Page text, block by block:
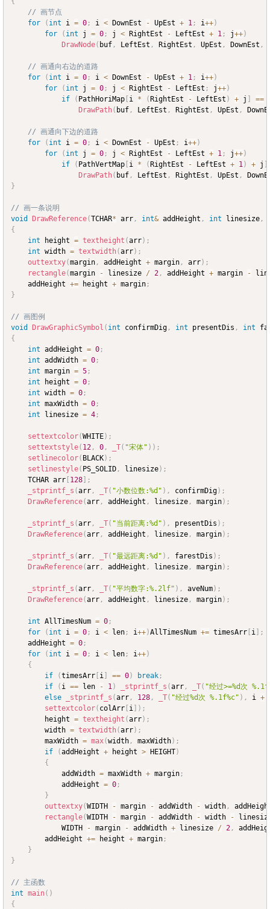
// 画节点
for
( int i = 0 ; i < DownEst - UpEst + 1 ; i++)
for
( int j = 0 ; j < RightEst - LeftEst + 1 ; j++)
DrawNode( buf , LeftEst , RightEst , UpEst , DownEst ,
// 画通向右边的道路
for
( int i = 0 ; i < DownEst - UpEst + 1 ; i++)
for
( int j = 0 ; j < RightEst - LeftEst ; j++)
if
( PathHoriMap [ i * (RightEst - LeftEst ) + j ] ==
DrawPath( buf , LeftEst , RightEst , UpEst ,
// 画通向下边的道路
for
( int i = 0 ; i < DownEst - UpEst ; i++)
for
( int j = 0 ; j < RightEst - LeftEst + 1 ; j++)
if
( PathVertMap [ i * (RightEst - LeftEst + 1 ) + j ]
DrawPath( buf , LeftEst , RightEst , UpEst ,
}
// 画一条说明
void
DrawReference(TCHAR* arr , int& addHeight , int linesize ,
{
int height = textheight (arr) ;
int width = textwidth(arr) ;
outtextxy(margin , addHeight + margin , arr) ;
rectangle(margin - linesize / 2 , addHeight + margin -
	addHeight
+= height + margin ;
}
// 画图例
void
DrawGraphicSymbol ( int confirmDig , int presentDis , int
{
int addHeight = 0 ;
int addWidth = 0 ;
int margin = 5 ;
int height = 0 ;
int width = 0 ;
int maxWidth = 0 ;
int linesize = 4 ;
settextcolor(WHITE) ;
settextstyle( 12 , 0 , _T( "宋体" ) ) ;
setlinecolor( BLACK) ;
setlinestyle( PS_SOLID , linesize) ;
	TCHAR arr
[ 128] ;
_stprintf_s (arr , _T( "小数位数:%d" ) , confirmDig) ;
DrawReference(arr , addHeight , linesize , margin) ;
_stprintf_s (arr , _T( "当前距离:%d" ) , presentDis ) ;
DrawReference(arr , addHeight , linesize , margin) ;
_stprintf_s (arr , _T( "最远距离:%d" ) , farestDis ) ;
DrawReference(arr , addHeight , linesize , margin) ;
_stprintf_s (arr , _T( "平均数字:%.2lf" ) , aveNum) ;
DrawReference(arr , addHeight , linesize , margin) ;
int AllTimesNum = 0 ;
for
( int i = 0 ; i < len ; i++)AllTimesNum += timesArr [ i ] ;
	addHeight
= 0 ;
for
( int i = 0 ; i < len ; i++)
{
if
(timesArr [ i ] == 0) break ;
if
( i == len - 1 ) _stprintf_s (arr , _T( "经过>=%d次
else
_stprintf_s (arr , 128 , _T( "经过%d次 %.1f%c" ) , i +
settextcolor( colArr [ i ] ) ;
		height
= textheight (arr) ;
		width
= textwidth(arr) ;
		maxWidth
= max(width , maxWidth) ;
if
(addHeight + height > HEIGHT)
{
			addWidth
= maxWidth + margin ;
			addHeight
= 0 ;
}
outtextxy(WIDTH - margin - addWidth - width ,
rectangle(WIDTH - margin - addWidth - width -
			WIDTH
- margin - addWidth + linesize / 2 ,
		addHeight
+= height + margin ;
}
}
// 主函数
int main( )
{